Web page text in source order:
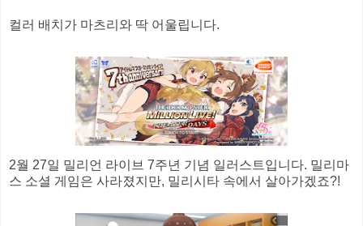
컬러 배치가 마츠리와 딱 어울립니다.
2월 27일 밀리언 라이브 7주년 기념 일러스트입니다. 밀리마
스 소셜 게임은 사라졌지만, 밀리시타 속에서 살아가겠죠?!